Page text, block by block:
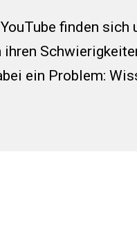
finden sich
ein Problem: